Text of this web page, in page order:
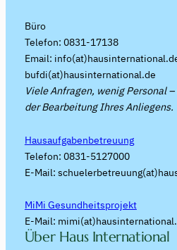
Büro
Telefon: 0831-17138
Email:
bufdi(at)hausinternational.de
Viele Anfragen, wenig Personal
der Bearbeitung Ihres Anliegens.
Hausaufgabenbetreuung
Telefon: 0831-5127000
E-Mail:
MiMi Gesundheitsprojekt
E-Mail:
Über Haus International